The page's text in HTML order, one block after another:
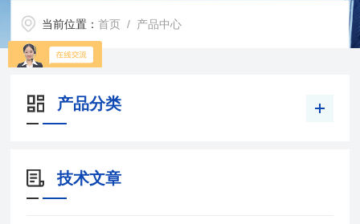
当前位置：首页 / 产品中心
产品分类
技术文章